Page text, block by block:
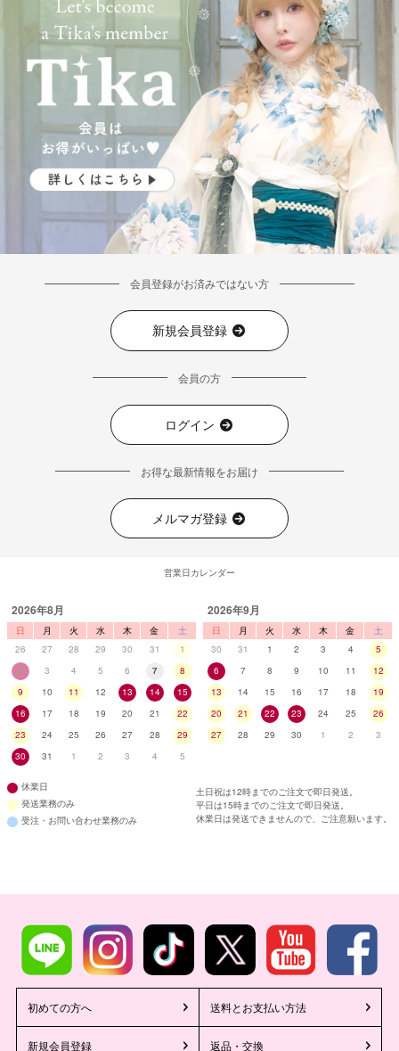
会員登録がお済みではない方
新規会員登録
会員の方
ログイン
お得な最新情報をお届け
メルマガ登録
営業日カレンダー
2026年8月
日 月 火 水 木 金
土
26
27 28 29 30 31
1
2
3 4 5 6 7
8
9
10 11 12 13 14
15
16
17 18 19 20 21
22
23
24 25 26 27 28
29
30
31 1 2 3 4 5
2026年9月
日 月 火 水 木 金
土
30
31 1 2 3 4
5
6
7 8 9 10 11
12
13
14 15 16 17 18
19
20
21 22 23 24 25
26
27
28 29 30 1 2 3
休業日
発送業務のみ
受注・お問い合わせ業務のみ
土日祝は12時までのご注文で即日発送。
平日は15時までのご注文で即日発送。
休業日は発送できませんので、ご注意願います。
初めての方へ 送料とお支払い方法
新規会員登録 返品・交換